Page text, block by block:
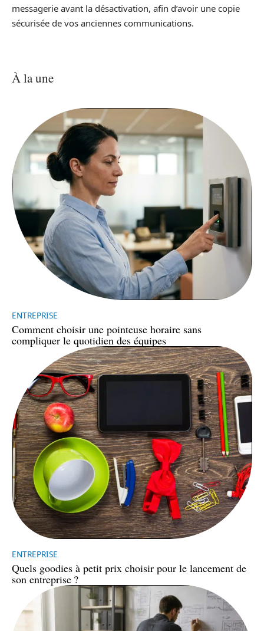
messagerie avant la désactivation, afin d’avoir une copie
sécurisée de vos anciennes communications.
À la une
ENTREPRISE
Comment choisir une pointeuse horaire sans
compliquer le quotidien des équipes
ENTREPRISE
Quels goodies à petit prix choisir pour le lancement de
son entreprise ?